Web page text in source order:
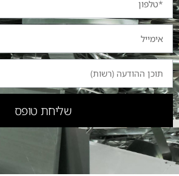
שליחת טופס